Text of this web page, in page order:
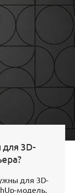
3D-
для 3D-
модель,